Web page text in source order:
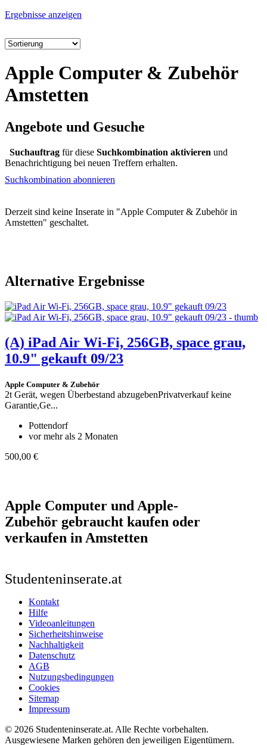
Ergebnisse anzeigen
Apple Computer & Zubehör
Amstetten
Angebote und Gesuche
Suchauftrag für diese Suchkombination aktivieren und
Benachrichtigung bei neuen Treffern erhalten.
Suchkombination abonnieren
Derzeit sind keine Inserate in "Apple Computer & Zubehör in
Amstetten" geschaltet.
Alternative Ergebnisse
(A) iPad Air Wi-Fi, 256GB, space grau,
10.9" gekauft 09/23
Apple Computer & Zubehör
2t Gerät, wegen Überbestand abzugebenPrivatverkauf keine
Garantie,Ge...
Pottendorf
vor mehr als 2 Monaten
500,00 €
Apple Computer und Apple-
Zubehör gebraucht kaufen oder
verkaufen in Amstetten
Studenteninserate.at
Kontakt
Hilfe
Videoanleitungen
Sicherheitshinweise
Nachhaltigkeit
Datenschutz
AGB
Nutzungsbedingungen
Cookies
Sitemap
Impressum
© 2026 Studenteninserate.at. Alle Rechte vorbehalten.
Ausgewiesene Marken gehören den jeweiligen Eigentümern.